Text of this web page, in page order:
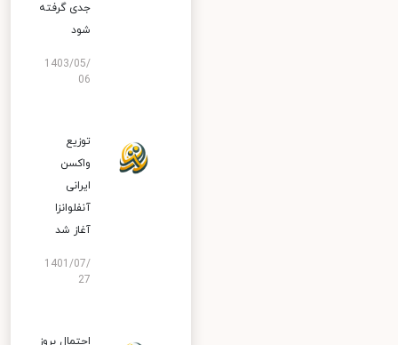
جدی گرفته
شود
1403/05/
06
توزیع
واکسن
ایرانی
آنفلوانزا
آغاز شد
1401/07/
27
احتمال بروز